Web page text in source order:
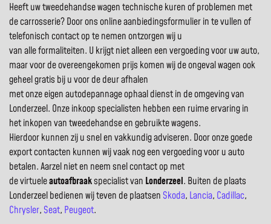
Heeft uw tweedehandse wagen technische kuren of problemen met
de carrosserie? Door ons online aanbiedingsformulier in te vullen of
telefonisch contact op te nemen ontzorgen wij u
van alle formaliteiten. U krijgt niet alleen een vergoeding voor uw auto,
maar voor de overeengekomen prijs komen wij de ongeval wagen ook
geheel gratis bij u voor de deur afhalen
met onze eigen autodepannage ophaal dienst in de omgeving van
Londerzeel. Onze inkoop specialisten hebben een ruime ervaring in
het inkopen van tweedehandse en gebruikte wagens.
Hierdoor kunnen zij u snel en vakkundig adviseren. Door onze goede
export contacten kunnen wij vaak nog een vergoeding voor u auto
betalen. Aarzel niet en neem snel contact op met
de virtueleautoafbraakspecialist van Londerzeel. Buiten de plaats
Londerzeel bedienen wij teven de plaatsen Skoda, Lancia, Cadillac,
Chrysler, Seat, Peugeot.